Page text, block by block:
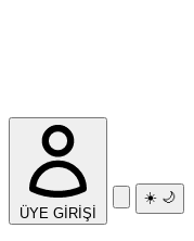
ÜYE GİRİŞİ
☀️ 🌙